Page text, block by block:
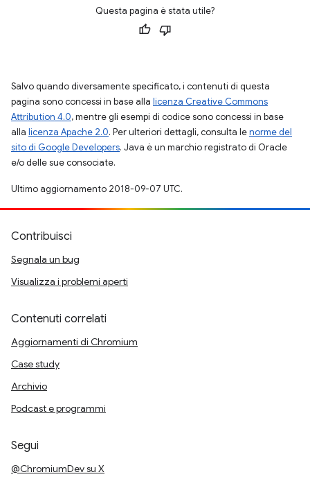
Questa pagina è stata utile?
Salvo quando diversamente specificato, i contenuti di questa
pagina sono concessi in base alla licenza Creative Commons
Attribution 4.0, mentre gli esempi di codice sono concessi in base
alla licenza Apache 2.0. Per ulteriori dettagli, consulta lenorme del
sito di Google Developers. Java è un marchio registrato di Oracle
e/o delle sue consociate.
Ultimo aggiornamento 2018-09-07 UTC.
Contribuisci
Segnala un bug
Visualizza i problemi aperti
Contenuti correlati
Aggiornamenti di Chromium
Case study
Archivio
Podcast e programmi
Segui
@ChromiumDev su X